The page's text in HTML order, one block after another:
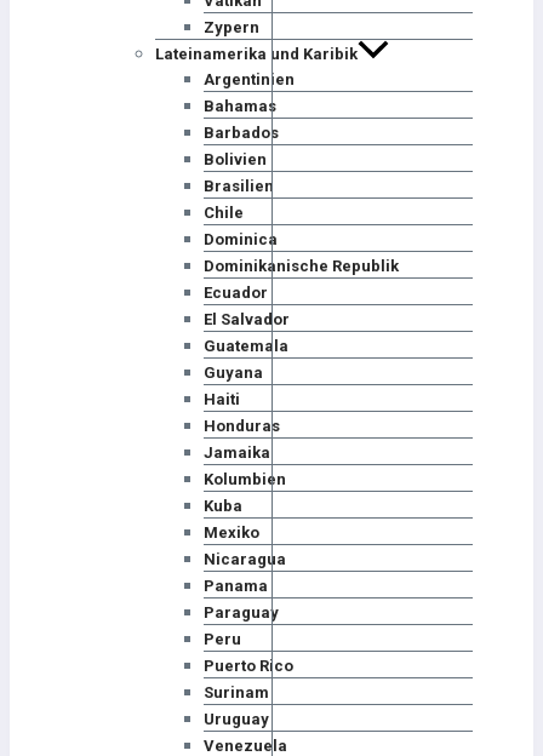
Zypern
Lateinamerika und Karibik
Argentinien
Bahamas
Barbados
Bolivien
Brasilien
Chile
Dominica
Dominikanische Republik
Ecuador
El Salvador
Guatemala
Guyana
Haiti
Honduras
Jamaika
Kolumbien
Kuba
Mexiko
Nicaragua
Panama
Paraguay
Peru
Puerto Rico
Surinam
Uruguay
Venezuela